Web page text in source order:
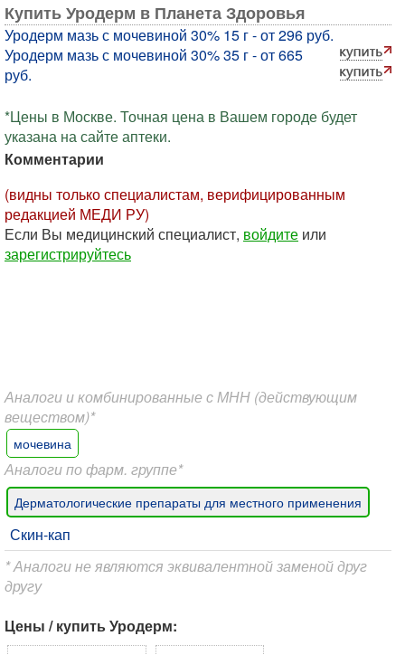
Купить Уродерм в Планета Здоровья
Уродерм мазь с мочевиной 30% 15 г - от 296 руб.
Уродерм мазь с мочевиной 30% 35 г - от 665
руб.
*Цены в Москве. Точная цена в Вашем городе будет
указана на сайте аптеки.
Комментарии
(видны только специалистам, верифицированным
редакцией МЕДИ РУ)
Если Вы медицинский специалист, войдите или
зарегистрируйтесь
Аналоги и комбинированные с МНН (действующим
веществом)*
мочевина
Аналоги по фарм. группе*
Дерматологические препараты для местного применения
Скин-кап
* Аналоги не являются эквивалентной заменой друг
другу
Цены / купить Уродерм: